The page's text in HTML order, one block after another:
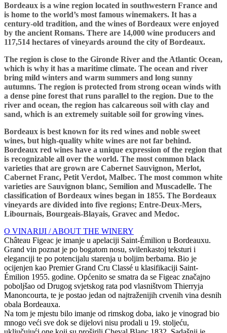
Bordeaux is a wine region located in southwestern France and
is home to the world’s most famous winemakers. It has a
century-old tradition, and the wines of Bordeaux were enjoyed
by the ancient Romans. There are 14,000 wine producers and
117,514 hectares of vineyards around the city of Bordeaux.
The region is close to the Gironde River and the Atlantic Ocean,
which is why it has a maritime climate. The ocean and river
bring mild winters and warm summers and long sunny
autumns. The region is protected from strong ocean winds with
a dense pine forest that runs parallel to the region. Due to the
river and ocean, the region has calcareous soil with clay and
sand, which is an extremely suitable soil for growing vines.
Bordeaux is best known for its red wines and noble sweet
wines, but high-quality white wines are not far behind.
Bordeaux red wines have a unique expression of the region that
is recognizable all over the world. The most common black
varieties that are grown are Cabernet Sauvignon, Merlot,
Cabernet Franc, Petit Verdot, Malbec. The most common white
varieties are Sauvignon blanc, Semilion and Muscadelle. The
classification of Bordeaux wines began in 1855. The Bordeaux
vineyards are divided into five regions; Entre-Deux-Mers,
Libournais, Bourgeais-Blayais, Gravec and Medoc.
O VINARIJI / ABOUT THE WINERY
Château Figeac je imanje u apelaciji Saint-Émilion u Bordeauxu.
Grand vin poznat je po bogatom nosu, svilenkastoj teksturi i
eleganciji te po potencijalu starenja u boljim berbama. Bio je
ocijenjen kao Premier Grand Cru Classé u klasifikaciji Saint-
Émilion 1955. godine. Općenito se smatra da se Figeac značajno
poboljšao od Drugog svjetskog rata pod vlasništvom Thierryja
Manoncourta, te je postao jedan od najtraženijih crvenih vina desnih
obala Bordeauxa.
Na tom je mjestu bilo imanje od rimskog doba, iako je vinograd bio
mnogo veći sve dok se dijelovi nisu prodali u 19. stoljeću,